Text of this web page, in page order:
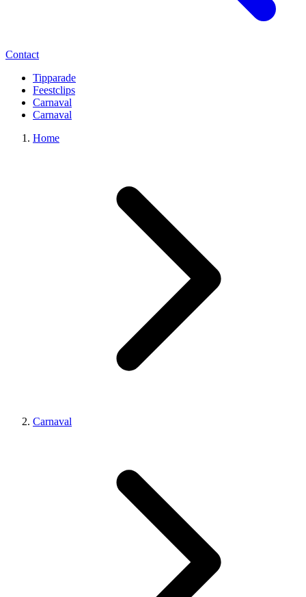
Contact
Tipparade
Feestclips
Carnaval
Carnaval
Home
Carnaval